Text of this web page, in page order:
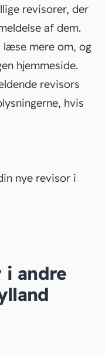
revisorer, der
af dem.
læse mere om, og
hjemmeside.
revisors
hvis
nye revisor i
i andre